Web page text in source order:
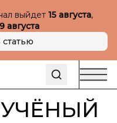
выйдет 15 августа,
августа